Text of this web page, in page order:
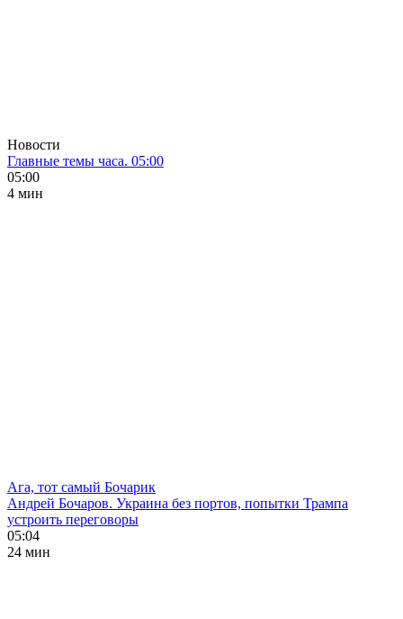
Новости
Главные темы часа. 05:00
05:00
4 мин
Ага, тот самый Бочарик
Андрей Бочаров. Украина без портов, попытки Трампа
устроить переговоры
05:04
24 мин